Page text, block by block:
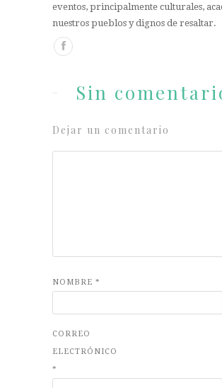
eventos, principalmente culturales,
nuestros pueblos y dignos de resaltar.
Sin
Dejar un comentario
NOMBRE *
CORREO
ELECTRÓNICO
*